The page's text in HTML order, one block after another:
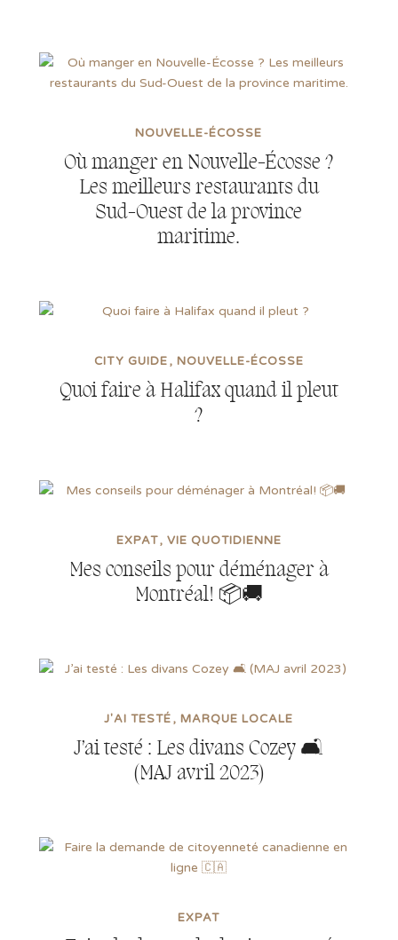
Où manger en Nouvelle-Écosse ?
Les meilleurs restaurants du
Sud-Ouest de la province
maritime.
NOUVELLE-ÉCOSSE
Quoi faire à Halifax quand il pleut
?
CITY GUIDE NOUVELLE-ÉCOSSE
Mes conseils pour déménager à
Montréal! 📦🚚
EXPAT VIE QUOTIDIENNE
J’ai testé : Les divans Cozey 🛋️
(MAJ avril 2023)
J'AI TESTÉ MARQUE LOCALE
EXPAT